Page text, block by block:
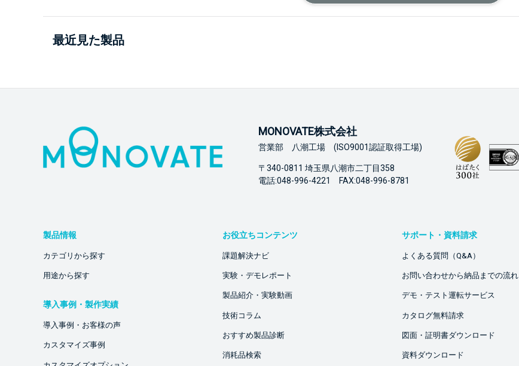
最近見た製品
MONOVATE株式会社
営業部 八潮工場 (ISO9001認証取得工場)
〒340-0811 埼玉県八潮市二丁目358
電話:048-996-4221 FAX:048-996-8781
製品情報
カテゴリから探す
用途から探す
導入事例・製作実績
導入事例・お客様の声
カスタマイズ事例
お役立ちコンテンツ
課題解決ナビ
実験・デモレポート
製品紹介・実験動画
技術コラム
おすすめ製品診断
消耗品検索
サポート・資料請求
よくある質問（Q&A）
お問い合わせから納品までの流れ
デモ・テスト運転サービス
カタログ無料請求
図面・証明書ダウンロード
資料ダウンロード